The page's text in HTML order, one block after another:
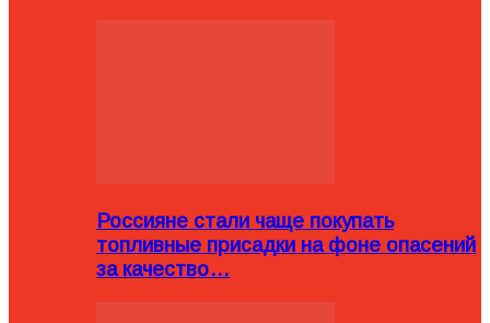
Россияне стали чаще покупать
топливные присадки на фоне опасений
за качество…